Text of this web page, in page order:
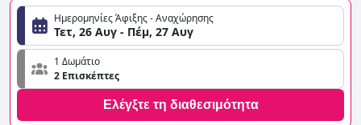
Ημερομηνίες Άφιξης - Αναχώρησης
Τετ, 26 Αυγ - Πέμ, 27 Αυγ
1 Δωμάτιο
2 Επισκέπτες
Ελέγξτε τη διαθεσιμότητα